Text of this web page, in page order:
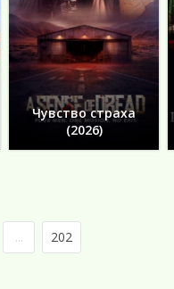
Чувство страха
(2026)
... 202